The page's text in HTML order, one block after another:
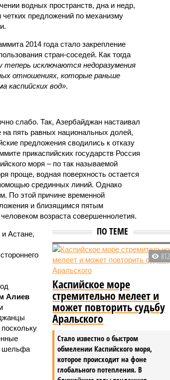
водных пространств, дна и недр,
предложений по механизму
2014 года стало закрепление
стран-соседей. Как тогда
теперь исключаются недоразумения
отношениях, которые раньше
каспийских вод».
слабо. Так, Азербайджан настаивал
пять равных национальных долей,
предложения сводились к отказу
прикаспийских государств Россия
моря – по так называемой
проще, водная поверхность остается
срединных линий. Однако
По этой причине временной
и близящимся пятым
возраста совершеннолетия.
ПО ТЕМЕ
812
Каспийское море
стремительно мелеет и
может повторить судьбу
Аральского
Стало известно о быстром
обмелении Каспийского моря,
которое происходит на фоне
глобального потепления. В
Астане,
Алиев
шельфа